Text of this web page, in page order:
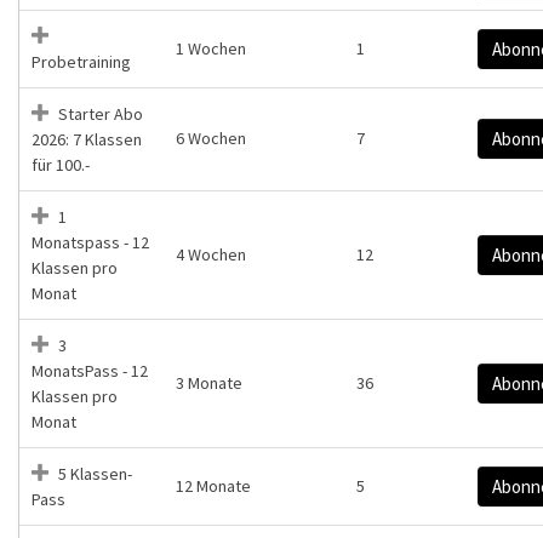
Probetraining
1 Wochen 1
Starter Abo
2026: 7 Klassen
für 100.-
6 Wochen 7
1
Monatspass - 12
Klassen pro
Monat
4 Wochen 12
3
MonatsPass - 12
Klassen pro
Monat
3 Monate 36
5 Klassen-
Pass
12 Monate 5